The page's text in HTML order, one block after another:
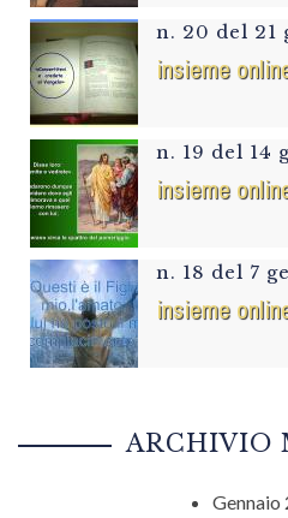
n. 20 del 21
insieme
n. 19 del 14
insieme
n. 18 del 7
insieme
ARCHIVIO
Gennaio